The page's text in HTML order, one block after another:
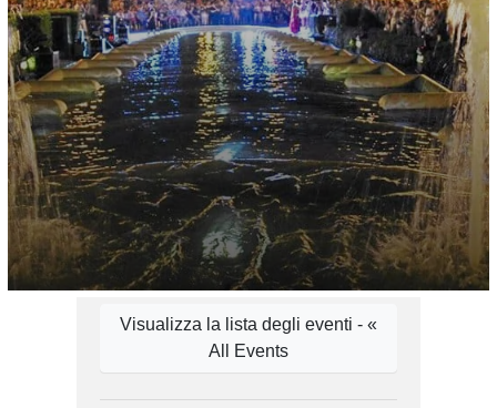
Visualizza la lista degli eventi - «
All Events